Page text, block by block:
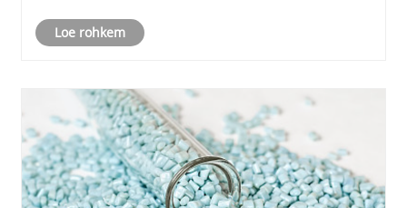
omaduste ja kõrge temperatuuriga vastupidavusega,
Loe rohkem